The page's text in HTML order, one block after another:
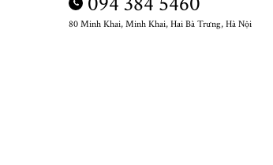
80 Minh Khai, Minh Khai, Hai Bà Trưng, Hà Nội